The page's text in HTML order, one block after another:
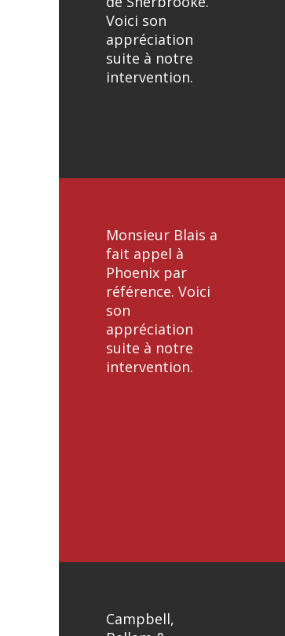
Voici son
appréciation
suite à notre
intervention.
Monsieur Blais a
fait appel à
Phoenix par
référence. Voici
son
appréciation
suite à notre
intervention.
Campbell,